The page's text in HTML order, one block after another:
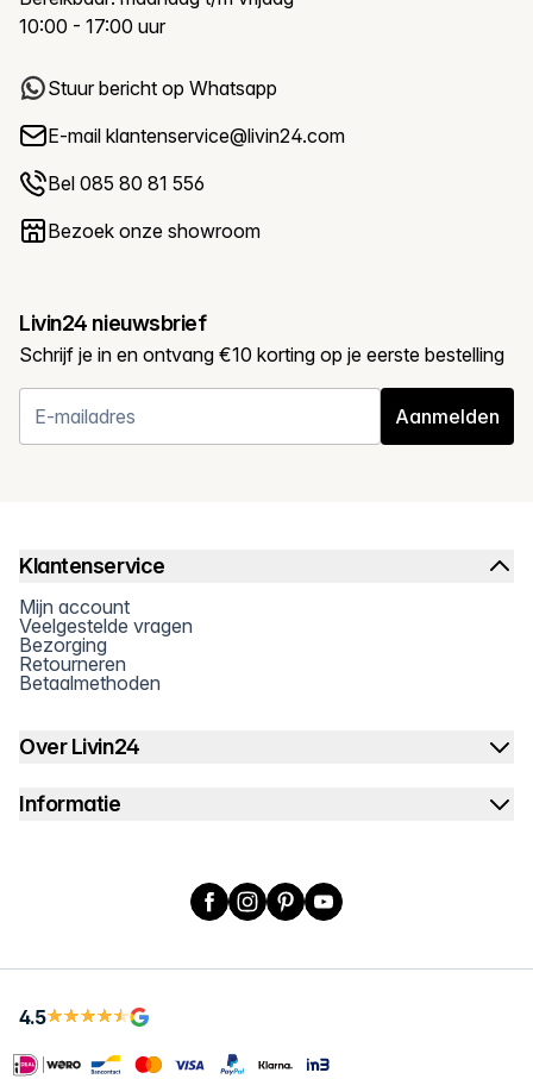
10:00 - 17:00 uur
Stuur bericht op Whatsapp
E-mail klantenservice@livin24.com
Bel 085 80 81 556
Bezoek onze showroom
Livin24 nieuwsbrief
Schrijf je in en ontvang €10 korting op je eerste bestelling
Aanmelden
Klantenservice
Mijn account
Veelgestelde vragen
Bezorging
Retourneren
Betaalmethoden
Over Livin24
Informatie
Facebook
Instagram
PinterestYouTube
4.5